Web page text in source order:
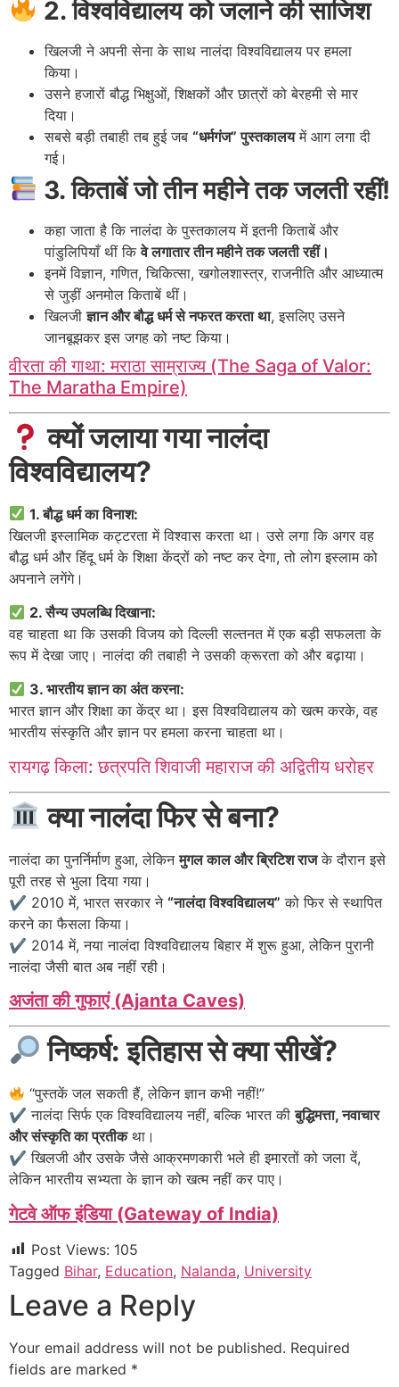
2. विश्वविद्यालय को जलाने की साजिश
खिलजी ने अपनी सेना के साथ नालंदा विश्वविद्यालय पर हमला
किया।
उसने हजारों बौद्ध भिक्षुओं, शिक्षकों और छात्रों को बेरहमी से मार
दिया।
सबसे बड़ी तबाही तब हुई जब “धर्मगंज” पुस्तकालयमें आग लगा दी
गई।
3. किताबें जो तीन महीने तक जलती रहीं!
कहा जाता है कि नालंदा के पुस्तकालय में इतनी किताबें और
पांडुलिपियाँ थीं किवे लगातार तीन महीने तक जलती रहीं।
इनमें विज्ञान, गणित, चिकित्सा, खगोलशास्त्र, राजनीति और आध्यात्म
से जुड़ीं अनमोल किताबें थीं।
खिलजीज्ञान और बौद्ध धर्म से नफरत करता था, इसलिए उसने
जानबूझकर इस जगह को नष्ट किया।
वीरता की गाथा: मराठा साम्राज्य (The Saga of Valor:
The Maratha Empire)
क्यों जलाया गया नालंदा
विश्वविद्यालय?
1. बौद्ध धर्म का विनाश:
खिलजी इस्लामिक कट्टरता में विश्वास करता था। उसे लगा कि अगर वह
बौद्ध धर्म और हिंदू धर्म के शिक्षा केंद्रों को नष्ट कर देगा, तो लोग इस्लाम को
अपनाने लगेंगे।
2. सैन्य उपलब्धि दिखाना:
वह चाहता था कि उसकी विजय को दिल्ली सल्तनत में एक बड़ी सफलता के
रूप में देखा जाए। नालंदा की तबाही ने उसकी क्रूरता को और बढ़ाया।
3. भारतीय ज्ञान का अंत करना:
भारत ज्ञान और शिक्षा का केंद्र था। इस विश्वविद्यालय को खत्म करके, वह
भारतीय संस्कृति और ज्ञान पर हमला करना चाहता था।
रायगढ़ किला: छत्रपति शिवाजी महाराज की अद्वितीय धरोहर
क्या नालंदा फिर से बना?
नालंदा का पुनर्निर्माण हुआ, लेकिनमुगल काल और ब्रिटिश राजके दौरान इसे
पूरी तरह से भुला दिया गया।
✔ 2010 में, भारत सरकार ने “नालंदा विश्वविद्यालय” को फिर से स्थापित
करने का फैसला किया।
✔ 2014 में, नया नालंदा विश्वविद्यालय बिहार में शुरू हुआ, लेकिन पुरानी
नालंदा जैसी बात अब नहीं रही।
अजंता की गुफाएं (Ajanta Caves)
निष्कर्ष: इतिहास से क्या सीखें?
“पुस्तकें जल सकती हैं, लेकिन ज्ञान कभी नहीं!”
✔ नालंदा सिर्फ एक विश्वविद्यालय नहीं, बल्कि भारत कीबुद्धिमत्ता, नवाचार
और संस्कृति का प्रतीकथा।
✔ खिलजी और उसके जैसे आक्रमणकारी भले ही इमारतों को जला दें,
लेकिन भारतीय सभ्यता के ज्ञान को खत्म नहीं कर पाए।
गेटवे ऑफ इंडिया (Gateway of India)
Post Views: 105
Tagged Bihar, Education, Nalanda, University
Leave a Reply
Your email address will not be published. Required
fields are marked *